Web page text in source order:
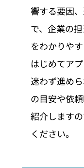
響する要因
で、企業の
をわかりやす
はじめてア
迷わず進め
の目安や依
紹介します
ください。